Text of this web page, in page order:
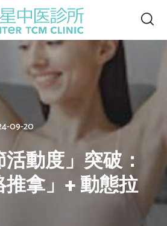
09-20
動度」突破：
拿」+ 動態拉